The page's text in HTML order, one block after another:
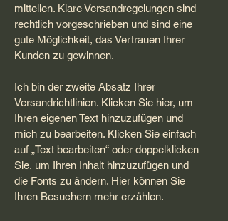
mitteilen. Klare Versandregelungen sind
rechtlich vorgeschrieben und sind eine
gute Möglichkeit, das Vertrauen Ihrer
Kunden zu gewinnen.
Ich bin der zweite Absatz Ihrer
Versandrichtlinien. Klicken Sie hier, um
Ihren eigenen Text hinzuzufügen und
mich zu bearbeiten. Klicken Sie einfach
auf „Text bearbeiten“ oder doppelklicken
Sie, um Ihren Inhalt hinzuzufügen und
die Fonts zu ändern. Hier können Sie
Ihren Besuchern mehr erzählen.